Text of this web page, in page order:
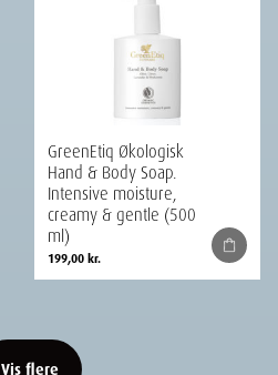
GreenEtiq Økologisk
Hand & Body Soap.
Intensive moisture,
creamy & gentle (500
ml)
199,00kr.
Vis flere